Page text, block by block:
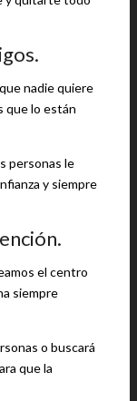
nadie quiere
que lo están
personas le
y siempre
el centro
siempre
o buscará
que la